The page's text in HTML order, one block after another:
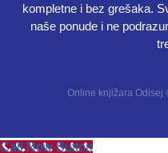
kompletne i bez grešaka.
naše ponude i ne
Online knjižara Odisej
Call Now Button